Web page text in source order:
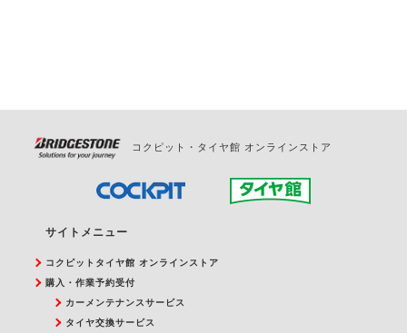
コクピット・タイヤ館 オンラインストア
サイトメニュー
コクピットタイヤ館 オンラインストア
購入・作業予約受付
カーメンテナンスサービス
タイヤ交換サービス